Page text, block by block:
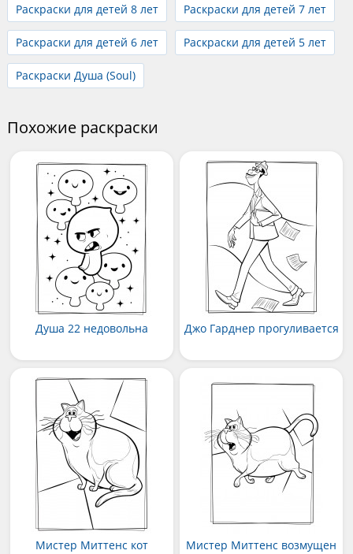
Раскраски для детей 8 лет
Раскраски для детей 7 лет
Раскраски для детей 6 лет Раскраски для детей 5 лет
Раскраски Душа (Soul)
Похожие раскраски
Душа 22 недовольна Джо Гарднер прогуливается
Мистер Миттенс кот Мистер Миттенс возмущен